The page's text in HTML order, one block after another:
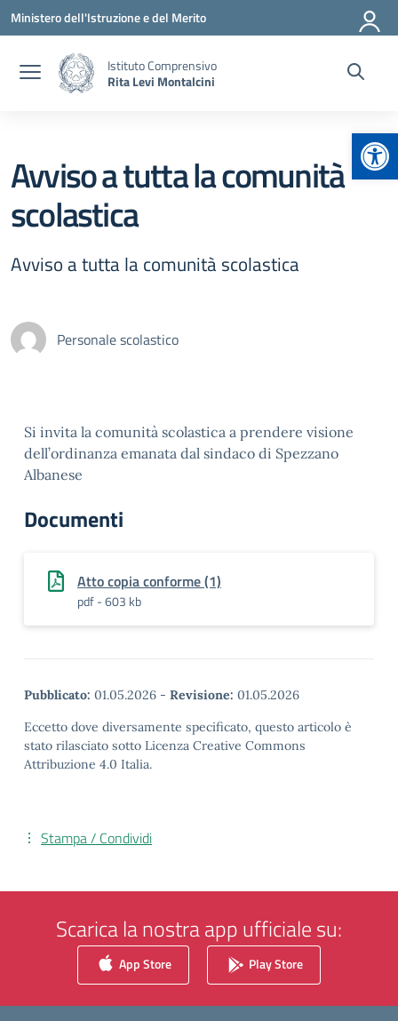
Vai ai contenuti
Vai al menu di navigazione
Vai al footer
Ministero dell'Istruzione e del Merito
Istituto Comprensivo
Rita Levi Montalcini
Avviso a tutta la comunità
scolastica
Avviso a tutta la comunità scolastica
Personale scolastico
Si invita la comunità scolastica a prendere visione
dell’ordinanza emanata dal sindaco di Spezzano
Albanese
Documenti
Atto copia conforme (1)
pdf - 603 kb
Pubblicato: 01.05.2026 - Revisione: 01.05.2026
Eccetto dove diversamente specificato, questo articolo è
stato rilasciato sotto Licenza Creative Commons
Attribuzione 4.0 Italia.
Stampa / Condividi
Scarica la nostra app ufficiale su:
App Store Play Store